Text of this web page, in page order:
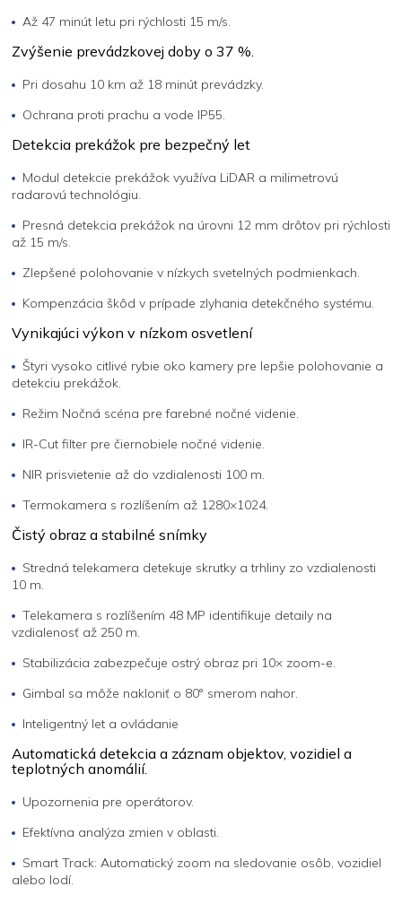
Až 47 minút letu pri rýchlosti 15 m/s.
Zvýšenie prevádzkovej doby o 37 %.
Pri dosahu 10 km až 18 minút prevádzky.
Ochrana proti prachu a vode IP55.
Detekcia prekážok pre bezpečný let
Modul detekcie prekážok využíva LiDAR a milimetrovú
radarovú technológiu.
Presná detekcia prekážok na úrovni 12 mm drôtov pri rýchlosti
až 15 m/s.
Zlepšené polohovanie v nízkych svetelných podmienkach.
Kompenzácia škôd v prípade zlyhania detekčného systému.
Vynikajúci výkon v nízkom osvetlení
Štyri vysoko citlivé rybie oko kamery pre lepšie polohovanie a
detekciu prekážok.
Režim Nočná scéna pre farebné nočné videnie.
IR-Cut filter pre čiernobiele nočné videnie.
NIR prisvietenie až do vzdialenosti 100 m.
Termokamera s rozlíšením až 1280×1024.
Čistý obraz a stabilné snímky
Stredná telekamera detekuje skrutky a trhliny zo vzdialenosti
10 m.
Telekamera s rozlíšením 48 MP identifikuje detaily na
vzdialenosť až 250 m.
Stabilizácia zabezpečuje ostrý obraz pri 10× zoom-e.
Gimbal sa môže nakloniť o 80° smerom nahor.
Inteligentný let a ovládanie
Automatická detekcia a záznam objektov, vozidiel a
teplotných anomálií.
Upozornenia pre operátorov.
Efektívna analýza zmien v oblasti.
Smart Track: Automatický zoom na sledovanie osôb, vozidiel
alebo lodí.